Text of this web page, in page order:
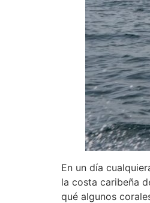
En un día
la costa caribeña
qué algunos